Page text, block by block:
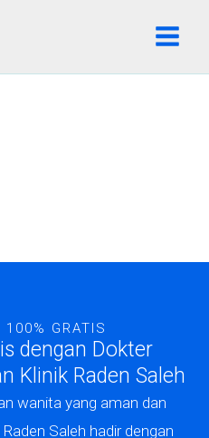
100% GRATIS
dengan Dokter
Klinik Raden Saleh
wanita yang aman dan
Saleh hadir dengan